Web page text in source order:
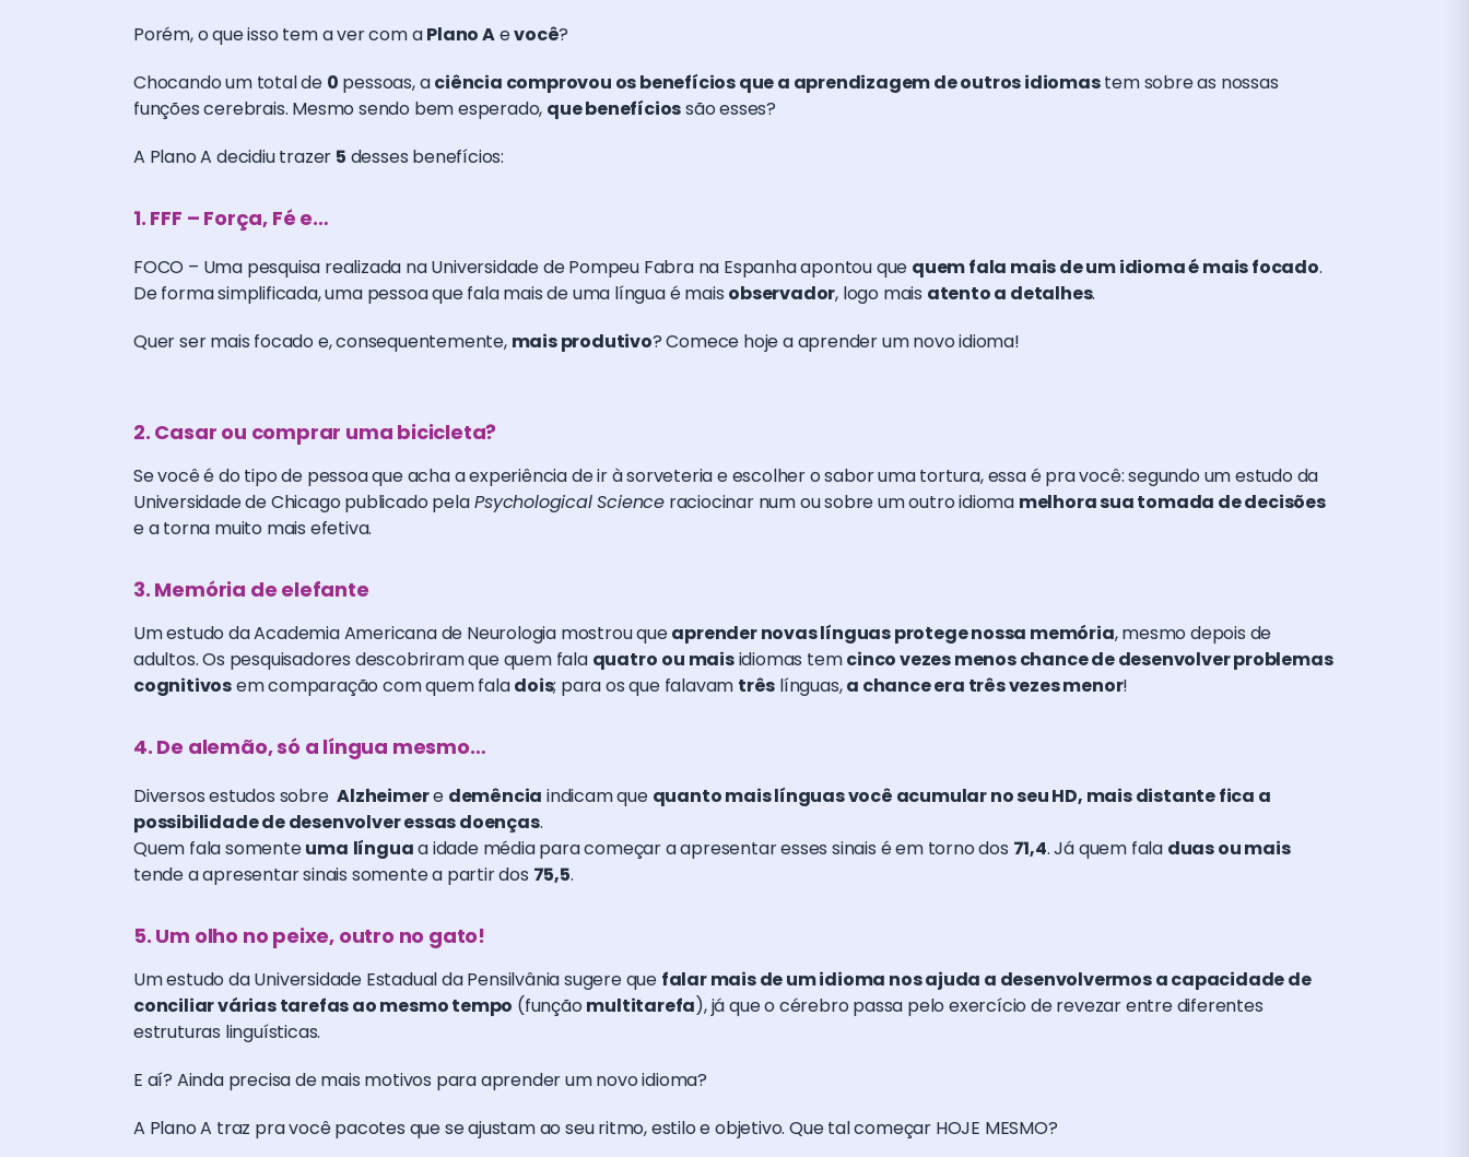
Porém, o que isso tem a ver com aPlano Aevocê?
Chocando um total de 0 pessoas, aciência comprovou os benefícios que a aprendizagem de outros idiomastem sobre as nossas
funções cerebrais. Mesmo sendo bem esperado, que benefíciossão esses?
A Plano A decidiu trazer 5 desses benefícios:
1. FFF – Força, Fé e…
FOCO – Uma pesquisa realizada na Universidade de Pompeu Fabra na Espanha apontou que quem fala mais de um idioma é mais focado.
De forma simplificada, uma pessoa que fala mais de uma língua é mais observador, logo mais atento a detalhes.
Quer ser mais focado e, consequentemente, mais produtivo? Comece hoje a aprender um novo idioma!
2. Casar ou comprar uma bicicleta?⠀
Se você é do tipo de pessoa que acha a experiência de ir à sorveteria e escolher o sabor uma tortura, essa é pra você: segundo um estudo da
Universidade de Chicago publicado pelaPsychological Science raciocinar num ou sobre um outro idioma melhora sua tomada de decisões
e a torna muito mais efetiva.
3. Memória de elefante⠀
Um estudo da Academia Americana de Neurologia mostrou queaprender novas línguas protege nossa memória, mesmo depois de
adultos. Os pesquisadores descobriram que quem fala quatro ou maisidiomas temcinco vezes menos chance de desenvolver problemas
cognitivosem comparação com quem faladois; para os que falavam três línguas,a chance era três vezes menor!
4. De alemão, só a língua mesmo…
Diversos estudos sobreAlzheimere demência indicam que quanto mais línguas você acumular no seu HD, mais distante fica a
possibilidade de desenvolver essas doenças.
Quem fala somenteuma línguaa idade média para começar a apresentar esses sinais é em torno dos 71,4. Já quem fala duas ou mais
tende a apresentar sinais somente a partir dos 75,5.
5. Um olho no peixe, outro no gato!
Um estudo da Universidade Estadual da Pensilvânia sugere que falar mais de um idioma nos ajuda a desenvolvermos a capacidade de
conciliar várias tarefas ao mesmo tempo (função multitarefa), já que o cérebro passa pelo exercício de revezar entre diferentes
estruturas linguísticas.⠀
E aí? Ainda precisa de mais motivos para aprender um novo idioma?
A Plano A traz pra você pacotes que se ajustam ao seu ritmo, estilo e objetivo. Que tal começar HOJE MESMO?